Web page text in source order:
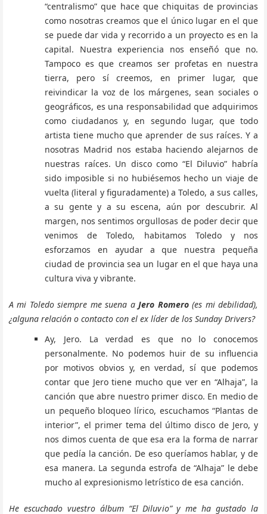
“centralismo” que hace que chiquitas de provincias
como nosotras creamos que el único lugar en el que
se puede dar vida y recorrido a un proyecto es en la
capital. Nuestra experiencia nos enseñó que no.
Tampoco es que creamos ser profetas en nuestra
tierra, pero sí creemos, en primer lugar, que
reivindicar la voz de los márgenes, sean sociales o
geográficos, es una responsabilidad que adquirimos
como ciudadanos y, en segundo lugar, que todo
artista tiene mucho que aprender de sus raíces. Y a
nosotras Madrid nos estaba haciendo alejarnos de
nuestras raíces. Un disco como “El Diluvio” habría
sido imposible si no hubiésemos hecho un viaje de
vuelta (literal y figuradamente) a Toledo, a sus calles,
a su gente y a su escena, aún por descubrir. Al
margen, nos sentimos orgullosas de poder decir que
venimos de Toledo, habitamos Toledo y nos
esforzamos en ayudar a que nuestra pequeña
ciudad de provincia sea un lugar en el que haya una
cultura viva y vibrante.
A mi Toledo siempre me suena aJero Romero(es mi debilidad),
¿alguna relación o contacto con el ex líder de los Sunday Drivers?
Ay, Jero. La verdad es que no lo conocemos
personalmente. No podemos huir de su influencia
por motivos obvios y, en verdad, sí que podemos
contar que Jero tiene mucho que ver en “Alhaja”, la
canción que abre nuestro primer disco. En medio de
un pequeño bloqueo lírico, escuchamos “Plantas de
interior”, el primer tema del último disco de Jero, y
nos dimos cuenta de que esa era la forma de narrar
que pedía la canción. De eso queríamos hablar, y de
esa manera. La segunda estrofa de “Alhaja” le debe
mucho al expresionismo letrístico de esa canción.
He escuchado vuestro álbum “El Diluvio” y me ha gustado la